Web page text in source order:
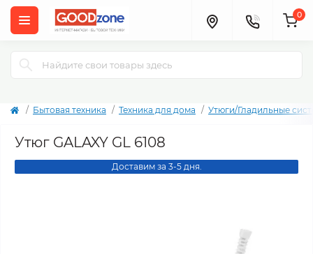
0
Бытовая техника Техника для дома Утюги/Гладильные
Утюг GALAXY GL 6108
Доставим за 3-5 дня.